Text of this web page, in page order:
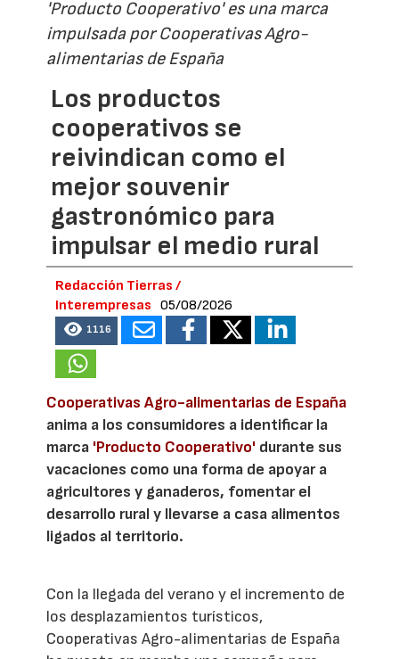
'Producto Cooperativo' es una marca
impulsada por Cooperativas Agro-
alimentarias de España
Los productos
cooperativos se
reivindican como el
mejor souvenir
gastronómico para
impulsar el medio rural
Redacción Tierras /
Interempresas
05/08/2026
1116
Cooperativas Agro-alimentarias de España
anima a los consumidores a identificar la
marca 'Producto Cooperativo' durante sus
vacaciones como una forma de apoyar a
agricultores y ganaderos, fomentar el
desarrollo rural y llevarse a casa alimentos
ligados al territorio.
Con la llegada del verano y el incremento de
los desplazamientos turísticos,
Cooperativas Agro-alimentarias de España